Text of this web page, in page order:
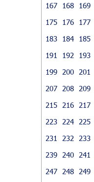
167
168 169
175
176 177
183
184 185
191
192 193
199
200 201
207
208 209
215
216 217
223
224 225
231
232 233
239
240 241
247
248 249